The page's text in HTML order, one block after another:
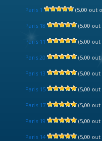
Paris 1 (5,00 out
Paris 18 (5,00 out
Paris 11 (5,00 out
Paris 20 (5,00 out
Paris 13 (5,00 out
Paris 15 (5,00 out
Paris 17 (5,00 out
Paris 19 (5,00 out
Paris 14 (5,00 out